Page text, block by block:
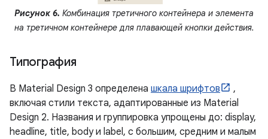
Рисунок 6. Комбинация третичного контейнера и элемента
на третичном контейнере для плавающей кнопки действия.
Типография
В Material Design 3 определена шкала шрифтов
,
включая стили текста, адаптированные из Material
Design 2. Названия и группировка упрощены до: display,
headline, title, body и label, с большим, средним и малым